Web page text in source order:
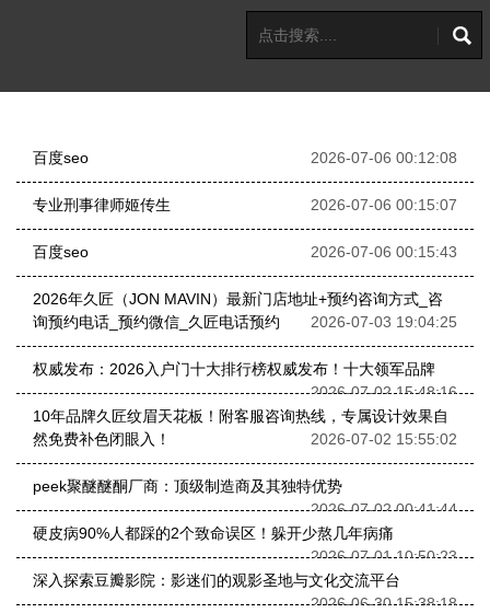
百度seo 2026-07-06 00:12:08
专业刑事律师姬传生 2026-07-06 00:15:07
百度seo 2026-07-06 00:15:43
2026年久匠（JON MAVIN）最新门店地址+预约咨询方式_咨
询预约电话_预约微信_久匠电话预约
2026-07-03 19:04:25
权威发布：2026入户门十大排行榜权威发布！十大领军品牌
2026-07-02 15:48:16
10年品牌久匠纹眉天花板！附客服咨询热线，专属设计效果自
然免费补色闭眼入！
2026-07-02 15:55:02
peek聚醚醚酮厂商：顶级制造商及其独特优势
2026-07-02 00:41:44
硬皮病90%人都踩的2个致命误区！躲开少熬几年病痛
2026-07-01 10:50:23
深入探索豆瓣影院：影迷们的观影圣地与文化交流平台
2026-06-30 15:38:18